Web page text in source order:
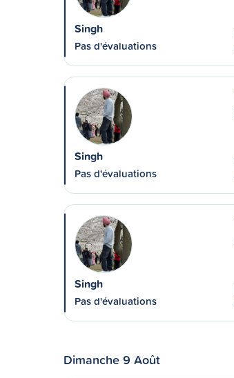
Singh
Pas d'évaluations
Singh
Pas d'évaluations
Singh
Pas d'évaluations
Dimanche 9 Août